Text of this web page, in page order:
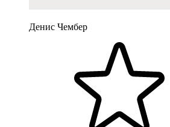
Денис Чембер